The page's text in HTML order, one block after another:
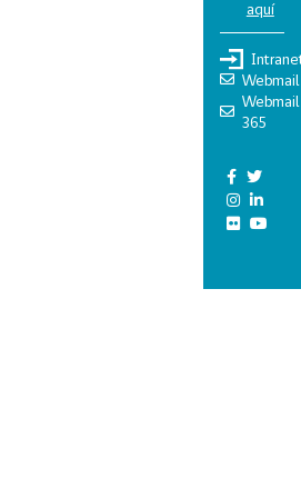
aquí
Webmail
Webmail
365